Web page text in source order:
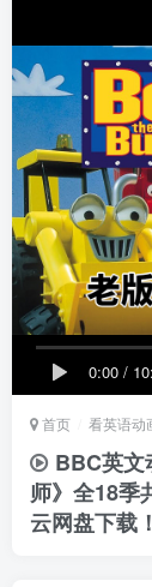
0:00 /
首页 看英语动
BBC英
师》全18季
云网盘下载！